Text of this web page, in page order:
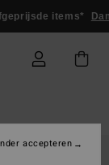
items*
accepteren